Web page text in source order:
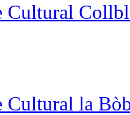
Cultural
Cultural la